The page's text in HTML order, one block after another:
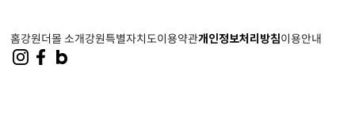
홈강원더몰 소개강원특별자치도이용약관개인정보처리방침이용안내